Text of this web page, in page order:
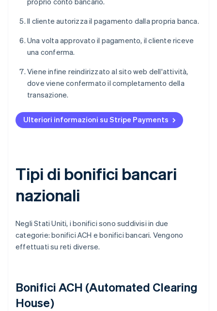
Il cliente autorizza il pagamento dalla propria banca.
Una volta approvato il pagamento, il cliente riceve
una conferma.
Viene infine reindirizzato al sito web dell'attività,
dove viene confermato il completamento della
transazione.
Ulteriori informazioni su Stripe Payments
Tipi di bonifici bancari
nazionali
Negli Stati Uniti, i bonifici sono suddivisi in due
categorie: bonifici ACH e bonifici bancari. Vengono
effettuati su reti diverse.
Bonifici ACH (Automated Clearing
House)